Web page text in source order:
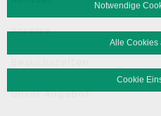
Anreise
Unser Angebot
Notwendige
Alle Cookies
Cookie